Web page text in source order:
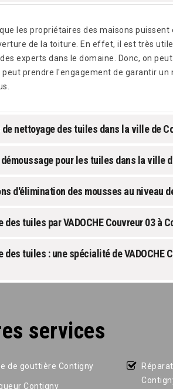
que les propriétaires des maisons
de la toiture. En effet, il est très
experts dans le domaine. Donc, on
peut prendre l'engagement de garantir
nettoyage des tuiles dans la ville de
pour les tuiles dans la ville
d'élimination des mousses au niveau
des tuiles par VADOCHE Couvreur 03 à
des tuiles : une spécialité de VADOCHE
services
de gouttière Contigny
Contigny